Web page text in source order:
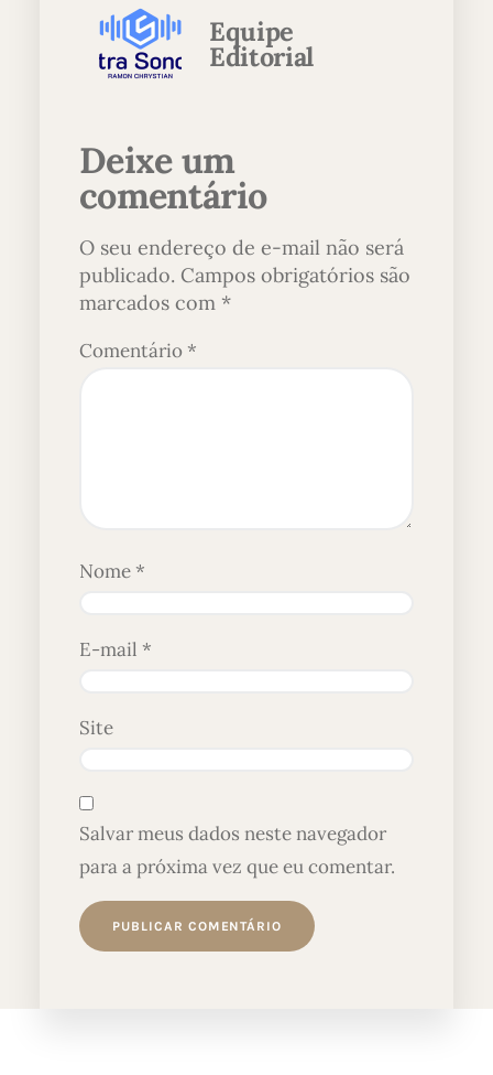
Equipe
Editorial
Deixe um
comentário
O seu endereço de e-mail não será
publicado. Campos obrigatórios são
marcados com *
Comentário*
Nome*
E-mail *
Site
Salvar meus dados neste navegador
para a próxima vez que eu comentar.